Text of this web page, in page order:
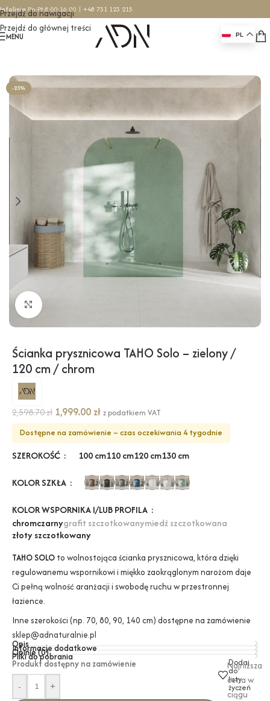
Przejdź do nawigacji
Przejdź do głównej treści
Infolinia Pn-Pt 8:00-16:00 | +48 731 123 215
MENU PL
Ścianki prysznicowe Ścianki wolnostojące
-23%
Kliknij, aby powiększyć
Ścianka prysznicowa TAHO Solo – zielony /
120 cm / chrom
2,598.70zł 1,999.00 zł z podatkiem VAT
Dostępne na zamówienie – czas oczekiwania 4 tygodnie
SZEROKOŚĆ 100 cm110 cm120 cm130 cm
KOLOR SZKŁA
KOLOR WSPORNIKA I/LUB PROFILA
chromczarnygrafit szczotkowanymiedź szczotkowana
złoty szczotkowany
TAHO SOLO to wolnostojąca ścianka prysznicowa, która dzięki
regulowanemu wspornikowi i miękko zaokrąglonym narożom daje
Ci pełną wolność aranżacji i swobodę ruchu w przestronnej
łazience.
Inne szerokości (np. 70, 80, 90, 140 cm) dostępne na zamówienie
sklep@adnaturalnie.pl
Opis
Informacje dodatkowe
Opinie (0)
Pliki do pobrania
Produkt dostępny na zamówienie
-
+
Dodaj
do
listy
życzeń
Najniższa
cena w
ciągu